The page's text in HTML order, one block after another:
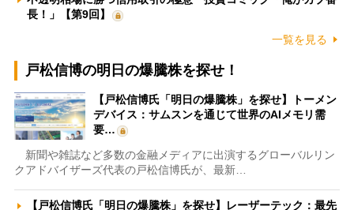
長！」【第9回】
一覧を見る
戸松信博の明日の爆騰株を探せ！
【戸松信博氏「明日の爆騰株」を探せ】トーメン
デバイス：サムスンを通じて世界のAIメモリ需
要…
新聞や雑誌など多数の金融メディアに出演するグローバルリン
クアドバイザーズ代表の戸松信博氏が、最新…
【戸松信博氏「明日の爆騰株」を探せ】レーザーテック：最先